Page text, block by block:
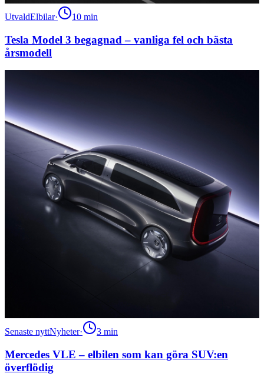
UtvaldElbilar· 10 min
Tesla Model 3 begagnad – vanliga fel och bästa
årsmodell
Senaste nyttNyheter· 3 min
Mercedes VLE – elbilen som kan göra SUV:en
överflödig